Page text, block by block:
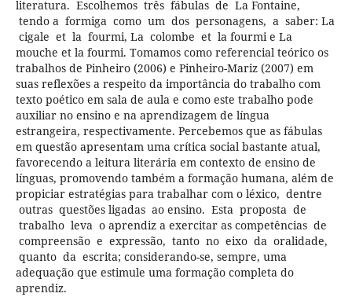
literatura. Escolhemos três fábulas de La Fontaine,
tendo a formiga como um dos personagens, a saber: La
cigale et la fourmi, La colombe et la fourmi e La
mouche et la fourmi. Tomamos como referencial teórico os
trabalhos de Pinheiro (2006) e Pinheiro-Mariz (2007) em
suas reflexões a respeito da importância do trabalho com
texto poético em sala de aula e como este trabalho pode
auxiliar no ensino e na aprendizagem de língua
estrangeira, respectivamente. Percebemos que as fábulas
em questão apresentam uma crítica social bastante atual,
favorecendo a leitura literária em contexto de ensino de
línguas, promovendo também a formação humana, além de
propiciar estratégias para trabalhar com o léxico, dentre
outras questões ligadas ao ensino. Esta proposta de
trabalho leva o aprendiz a exercitar as competências de
compreensão e expressão, tanto no eixo da oralidade,
quanto da escrita; considerando-se, sempre, uma
adequação que estimule uma formação completa do
aprendiz.